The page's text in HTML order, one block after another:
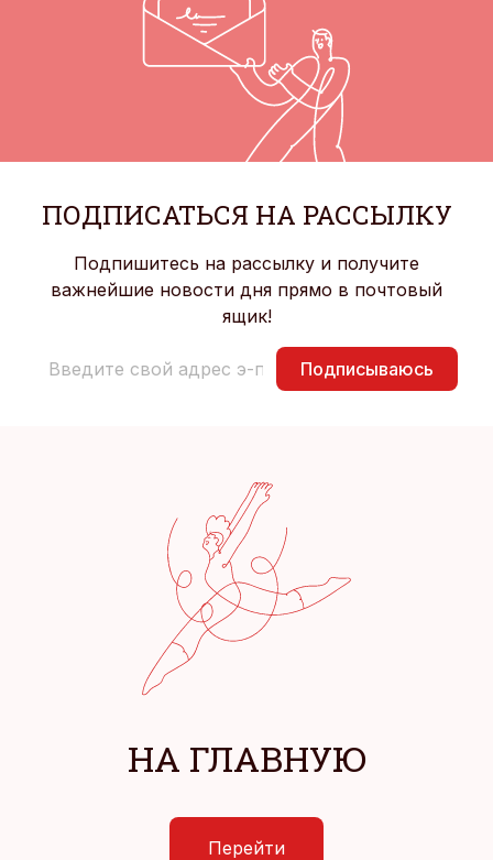
ПОДПИСАТЬСЯ НА РАССЫЛКУ
Подпишитесь на рассылку и получите
важнейшие новости дня прямо в почтовый
ящик!
Подписываюсь
НА ГЛАВНУЮ
Перейти